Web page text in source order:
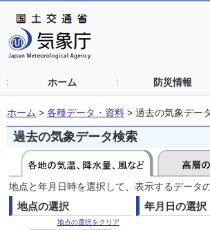
ホーム 防災情報
ホーム > 各種データ・資料 > 過去の気象デー
過去の気象データ検索
地点と年月日時を選択して、表示するデータ
地点の選択
地点の選択をクリア
年月日の選択